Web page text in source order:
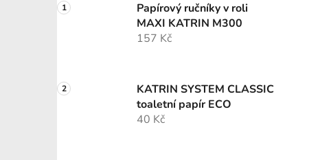
Papírový ručníky v roli
MAXI KATRIN M300
157 Kč
KATRIN SYSTEM CLASSIC
toaletní papír ECO
40 Kč